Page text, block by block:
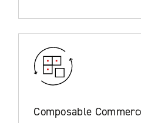
Composable